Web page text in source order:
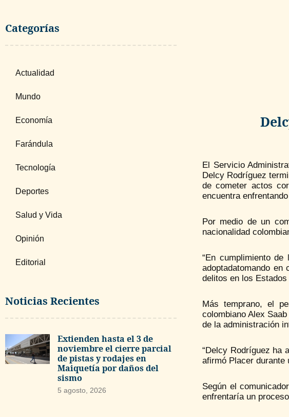
Categorías
Actualidad
Mundo
Economía
Farándula
Tecnología
Deportes
Salud y Vida
Opinión
Editorial
Noticias Recientes
Extienden hasta el 3 de
noviembre el cierre parcial
de pistas y rodajes en
Maiquetía por daños del
sismo
5 agosto, 2026
El Servicio
Delcy Rodríguez
de cometer actos
encuentra
Por medio de un
nacionalidad
“En cumplimiento
adoptadatomando
delitos en los
Más temprano, el
colombiano Alex
de la administración
“Delcy Rodríguez ha
afirmó Placer durante
Según el
enfrentaría un